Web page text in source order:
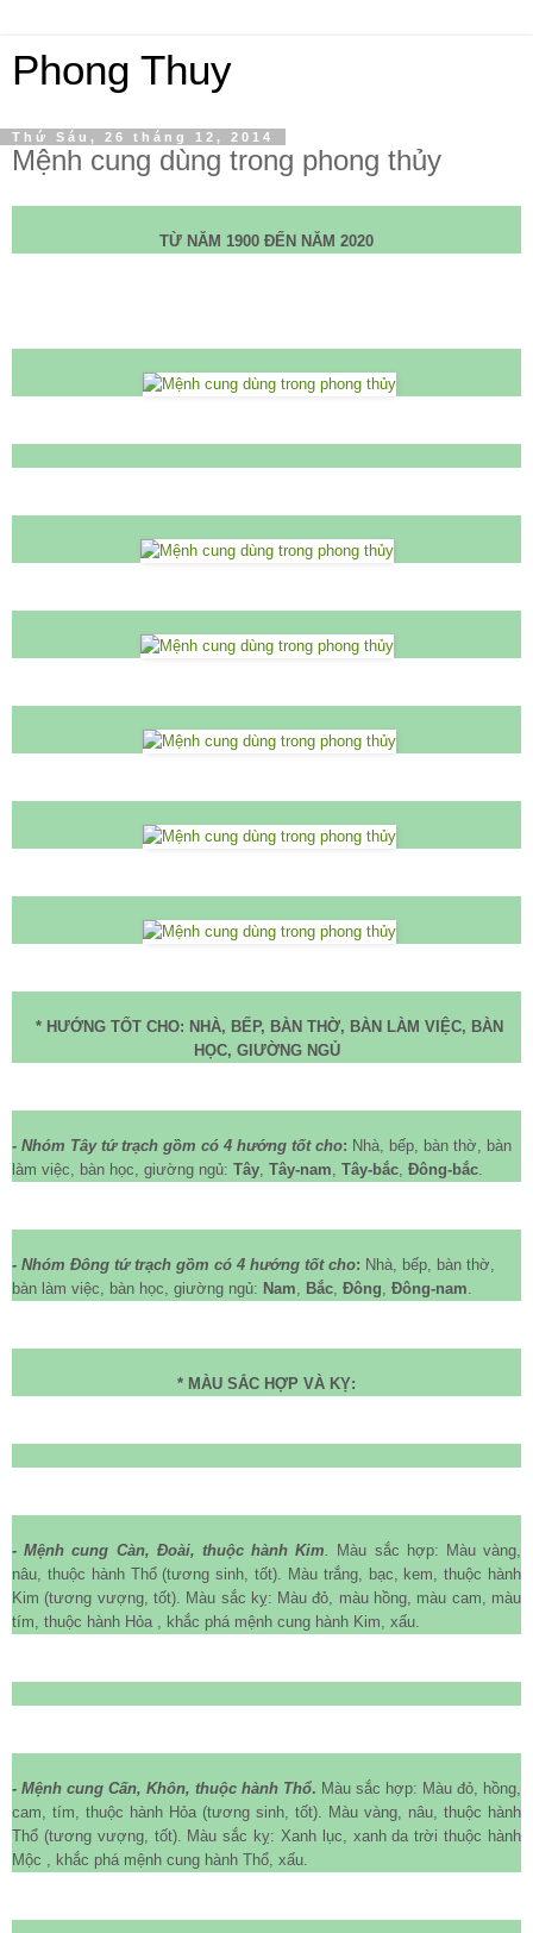
Phong Thuy
Thứ Sáu, 26 tháng 12, 2014
Mệnh cung dùng trong phong thủy
TỪ NĂM 1900 ĐẾN NĂM 2020
* HƯỚNG TỐT CHO: NHÀ, BẾP, BÀN THỜ, BÀN LÀM VIỆC, BÀN
HỌC, GIƯỜNG NGỦ
- Nhóm Tây tứ trạch gồm có 4 hướng tốt cho: Nhà, bếp, bàn thờ, bàn
làm việc, bàn học, giường ngủ: Tây Tây-nam Tây-bắc Đông-bắc
- Nhóm Đông tứ trạch gồm có 4 hướng tốt cho: Nhà, bếp, bàn thờ,
bàn làm việc, bàn học, giường ngủ: Nam Bắc Đông Đông-nam
* MÀU SẮC HỢP VÀ KỴ:
- Mệnh cung Càn, Đoài, thuộc hành Kim
Màu sắc hợp: Màu vàng,
nâu, thuộc hành Thổ (tương sinh, tốt). Màu trắng, bạc, kem, thuộc hành
Kim (tương vượng, tốt). Màu sắc kỵ: Màu đỏ, màu hồng, màu cam, màu
tím, thuộc hành Hỏa , khắc phá mệnh cung hành Kim, xấu.
- Mệnh cung Cấn, Khôn, thuộc hành Thổ. Màu sắc hợp: Màu đỏ, hồng,
cam, tím, thuộc hành Hỏa (tương sinh, tốt). Màu vàng, nâu, thuộc hành
Thổ (tương vượng, tốt). Màu sắc kỵ: Xanh lục, xanh da trời thuộc hành
Mộc , khắc phá mệnh cung hành Thổ, xấu.